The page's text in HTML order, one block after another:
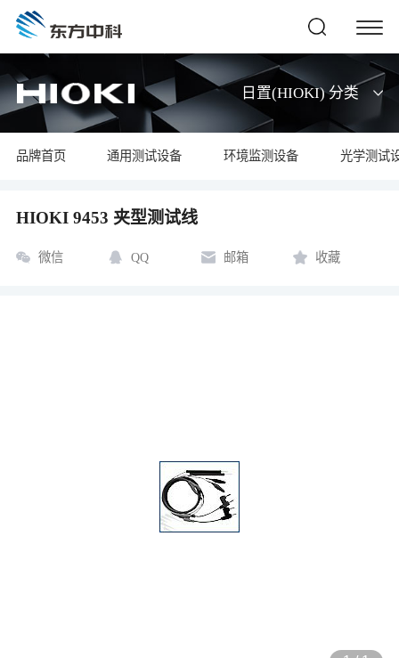
日置(HIOKI) 分类
品牌首页 通用测试设备 环境监测设备 光学测试
HIOKI 9453 夹型测试线
微信 QQ 邮箱 收藏